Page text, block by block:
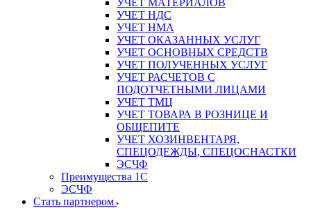
УЧЕТ МАТЕРИАЛОВ
УЧЕТ НДС
УЧЕТ НМА
УЧЕТ ОКАЗАННЫХ УСЛУГ
УЧЕТ ОСНОВНЫХ СРЕДСТВ
УЧЕТ ПОЛУЧЕННЫХ УСЛУГ
УЧЕТ РАСЧЕТОВ С
ПОДОТЧЕТНЫМИ ЛИЦАМИ
УЧЕТ ТМЦ
УЧЕТ ТОВАРА В РОЗНИЦЕ И
ОБЩЕПИТЕ
УЧЕТ ХОЗИНВЕНТАРЯ,
СПЕЦОДЕЖДЫ, СПЕЦОСНАСТКИ
ЭСЧФ
Преимущества 1С
ЭСЧФ
Стать партнером